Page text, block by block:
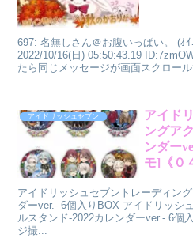
697: 名無しさん＠お腹いっぱい。 (ｵ
2022/10/16(日) 05:50:43.19
たら同じメッセージが画面スクロー
アイドリッシュセブン
アイド
ングア
ンダー
モ]《０
アイドリッシュセブントレーディン
ダーver.- 6個入りBOX アイドリッシ
ルスタンド-2022カレンダーver.- 6個
ジ撮...